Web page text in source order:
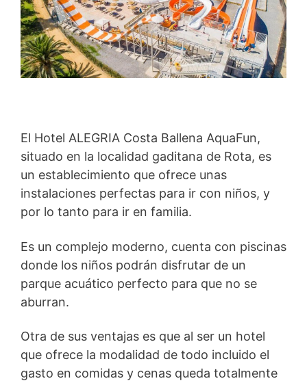
El Hotel ALEGRIA Costa Ballena AquaFun,
situado en la localidad gaditana de Rota, es
un establecimiento que ofrece unas
instalaciones perfectas para ir con niños, y
por lo tanto para ir en familia.
Es un complejo moderno, cuenta con piscinas
donde los niños podrán disfrutar de un
parque acuático perfecto para que no se
aburran.
Otra de sus ventajas es que al ser un hotel
que ofrece la modalidad de todo incluido el
gasto en comidas y cenas queda totalmente